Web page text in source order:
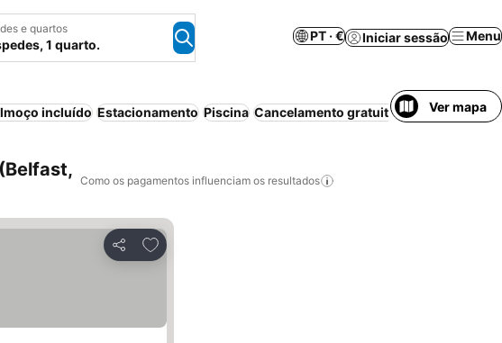
e quartos
1 quarto.
PT · € Iniciar sessão Menu
incluído Estacionamento Piscina Cancelamento gratuito Aparthotel Wi-
Ver mapa
Como os pagamentos influenciam os resultados
Partilhar
Adicionar aos favoritos